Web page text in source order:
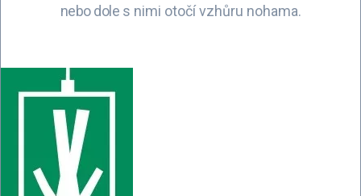
nebo dole s nimi otočí vzhůru nohama.